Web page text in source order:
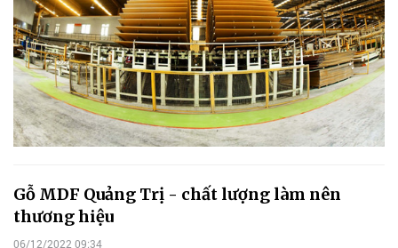
Gỗ MDF Quảng Trị - chất lượng làm nên
thương hiệu
06/12/2022 09:34